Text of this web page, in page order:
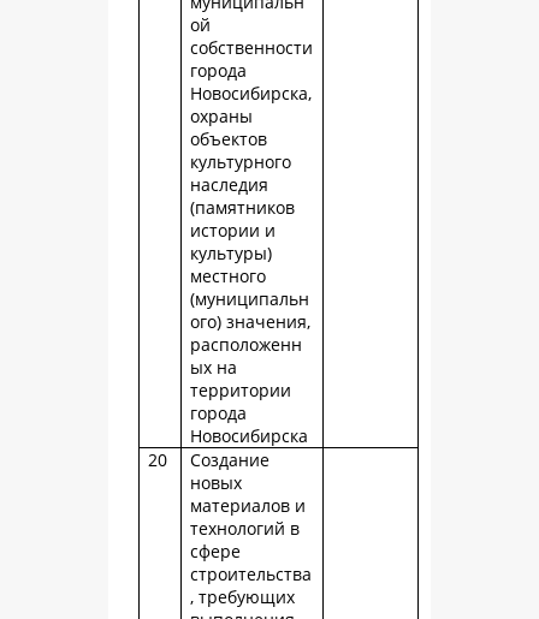
ой
собственности
города
Новосибирска,
охраны
объектов
культурного
наследия
(памятников
истории и
культуры)
местного
(муниципальн
ого) значения,
расположенн
ых на
территории
города
Новосибирска
20
Создание
новых
материалов и
технологий в
сфере
строительства
, требующих